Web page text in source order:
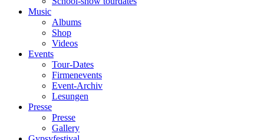
Music
Albums
Shop
Videos
Events
Tour-Dates
Firmenevents
Event-Archiv
Lesungen
Presse
Presse
Gallery